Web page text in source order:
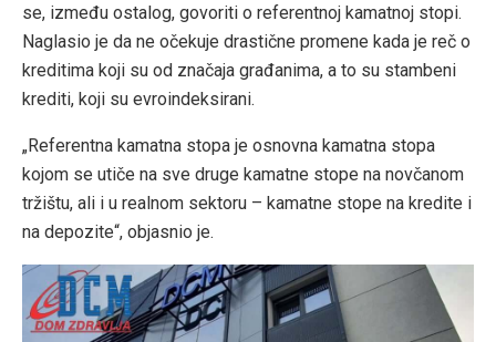
se, između ostalog, govoriti o referentnoj kamatnoj stopi.
Naglasio je da ne očekuje drastične promene kada je reč o
kreditima koji su od značaja građanima, a to su stambeni
krediti, koji su evroindeksirani.
„Referentna kamatna stopa je osnovna kamatna stopa
kojom se utiče na sve druge kamatne stope na novčanom
tržištu, ali i u realnom sektoru – kamatne stope na kredite i
na depozite“, objasnio je.